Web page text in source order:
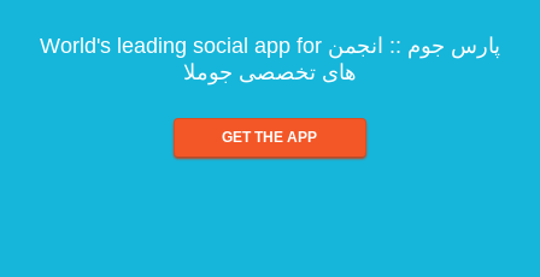
World's leading social app for پارس جوم :: انجمن
های تخصصی جوملا
GET THE APP